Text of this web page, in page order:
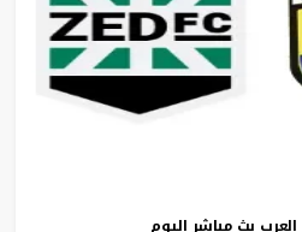
العرب بث مباشر اليوم